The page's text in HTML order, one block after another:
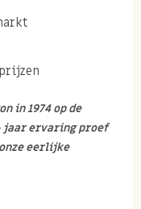
in 1974 op de
jaar ervaring proef
eerlijke